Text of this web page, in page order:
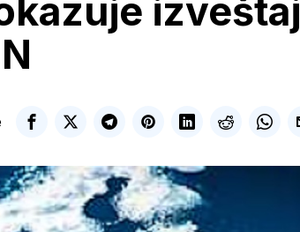
izveštaj